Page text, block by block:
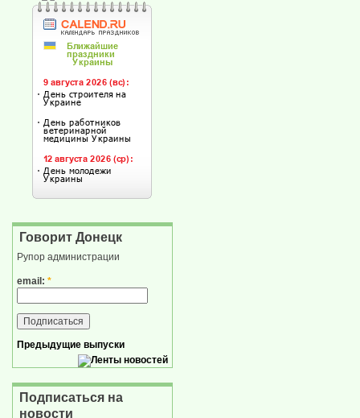
Говорит Донецк
Рупор администрации
email: *
Предыдущие выпуски
Подписаться на
новости